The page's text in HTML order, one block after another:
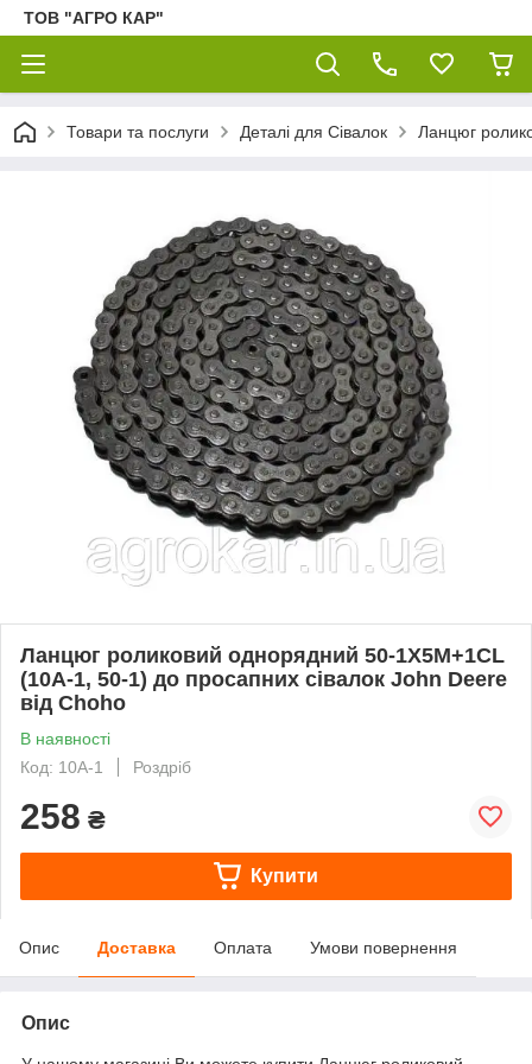
ТОВ "АГРО КАР"
Товари та послуги Деталі для Сівалок Ланцюг
Ланцюг роликовий однорядний 50-1X5M+1CL
(10A-1, 50-1) до просапних сівалок John Deere
від Choho
В наявності
Код: 10A-1
Роздріб
258 ₴
Купити
Опис Доставка Оплата Умови повернення
Опис